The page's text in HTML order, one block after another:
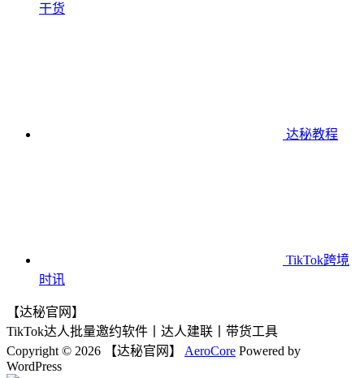
干货
达秘教程
TikTok跨境
时讯
【达秘官网】
TikTok达人批量邀约软件丨达人建联丨带货工具
Copyright © 2026 【达秘官网】 AeroCore Powered by
WordPress